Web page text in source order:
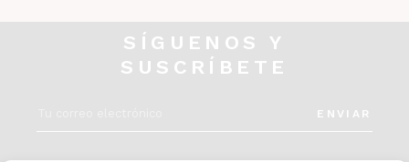
SÍGUENOS Y
SUSCRÍBETE
ENVIAR